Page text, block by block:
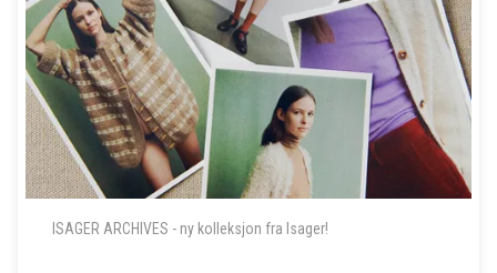
ISAGER ARCHIVES - ny kolleksjon fra Isager!